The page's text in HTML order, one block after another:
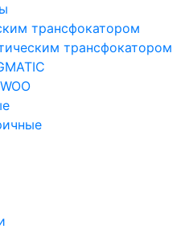
трансфокатором
трансфокатором